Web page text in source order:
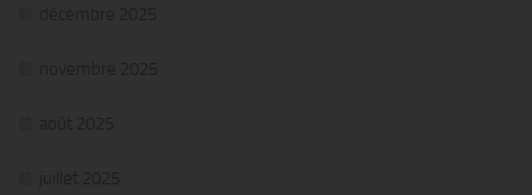
décembre 2025
novembre 2025
août 2025
juillet 2025